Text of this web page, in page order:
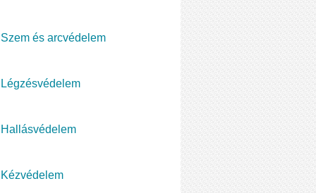
Szem és arcvédelem
Légzésvédelem
Hallásvédelem
Kézvédelem